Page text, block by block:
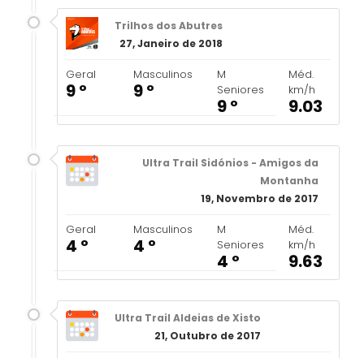
Trilhos dos Abutres
27, Janeiro de 2018
Geral
9 º
Masculinos
9 º
M
Seniores
9 º
Méd.
km/h
9.03
Ultra Trail Sidónios - Amigos da
Montanha
19, Novembro de 2017
Geral
4 º
Masculinos
4 º
M
Seniores
4 º
Méd.
km/h
9.63
Ultra Trail Aldeias de Xisto
21, Outubro de 2017